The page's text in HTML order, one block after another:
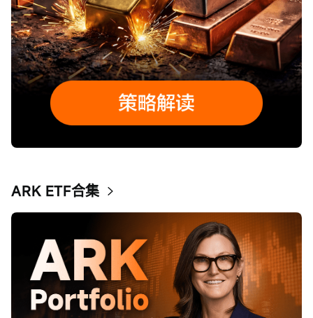
ARK ETF合集